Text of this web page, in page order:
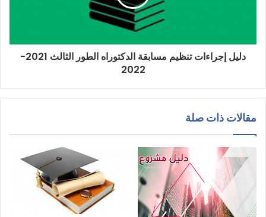
دليل إجراءات تنظيم مسابقة الدكتوراه الطور الثالث 2021-
2022
مقالات ذات صلة